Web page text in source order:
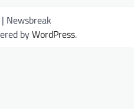
| Newsbreak
byWordPress.